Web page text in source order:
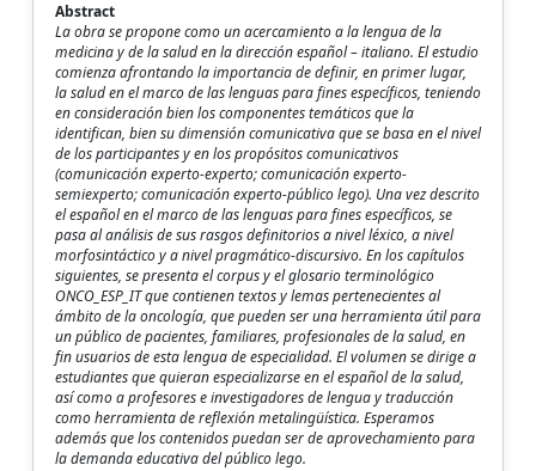
Abstract
La obra se propone como un acercamiento a la lengua de la
medicina y de la salud en la dirección español – italiano. El estudio
comienza afrontando la importancia de definir, en primer lugar,
la salud en el marco de las lenguas para fines específicos, teniendo
en consideración bien los componentes temáticos que la
identifican, bien su dimensión comunicativa que se basa en el nivel
de los participantes y en los propósitos comunicativos
(comunicación experto-experto; comunicación experto-
semiexperto; comunicación experto-público lego). Una vez descrito
el español en el marco de las lenguas para fines específicos, se
pasa al análisis de sus rasgos definitorios a nivel léxico, a nivel
morfosintáctico y a nivel pragmático-discursivo. En los capítulos
siguientes, se presenta el corpus y el glosario terminológico
ONCO_ESP_IT que contienen textos y lemas pertenecientes al
ámbito de la oncología, que pueden ser una herramienta útil para
un público de pacientes, familiares, profesionales de la salud, en
fin usuarios de esta lengua de especialidad. El volumen se dirige a
estudiantes que quieran especializarse en el español de la salud,
así como a profesores e investigadores de lengua y traducción
como herramienta de reflexión metalingüística. Esperamos
además que los contenidos puedan ser de aprovechamiento para
la demanda educativa del público lego.